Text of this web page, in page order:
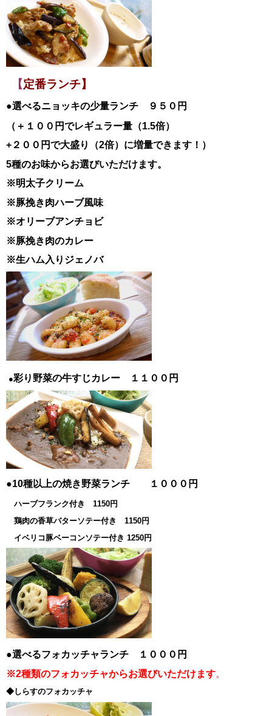
【定番ランチ】
●選べるニョッキの少量ランチ ９５０円
（＋１００円でレギュラー量（1.5倍）
+２００円で大盛り（2倍）に増量できます！）
5種のお味からお選びいただけます。
※明太子クリーム
※豚挽き肉ハーブ風味
※オリーブアンチョビ
※豚挽き肉のカレー
※生ハム入りジェノバ
●彩り野菜の牛すじカレー １１００円
●10種以上の焼き野菜ランチ １０００円
ハーブフランク付き 1150円
鶏肉の香草バターソテー付き 1150円
イベリコ豚ベーコンソテー付き 1250円
●選べるフォカッチャランチ １０００円
※2種類のフォカッチャからお選びいただけます。
◆しらすのフォカッチャ